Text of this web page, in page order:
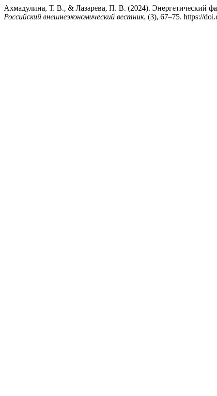
Ахмадулина, Т. В., & Лазарева, П. В. (2024). Энергетический
Российский внешнеэкономический вестник, (3), 67–75. https://